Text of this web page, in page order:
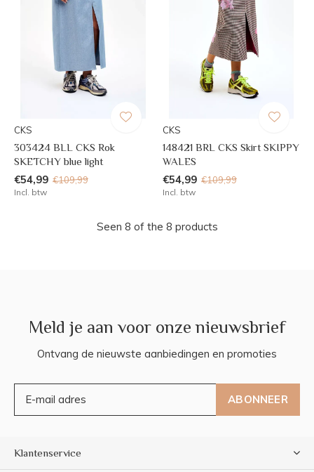
CKS
303424 BLL CKS Rok
SKETCHY blue light
€54,99 €109,99
Incl. btw
CKS
148421 BRL CKS Skirt SKIPPY
WALES
€54,99 €109,99
Incl. btw
Seen 8 of the 8 products
Meld je aan voor onze nieuwsbrief
Ontvang de nieuwste aanbiedingen en promoties
ABONNEER
Klantenservice